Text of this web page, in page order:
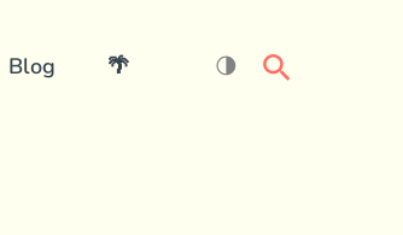
Blog 🌴 🌗 Search